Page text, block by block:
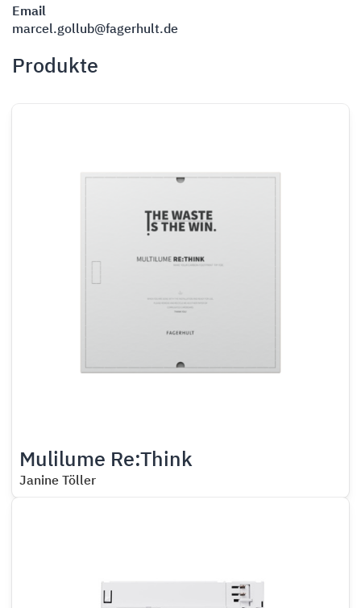
Email
marcel.gollub@fagerhult.de
Produkte
Mulilume Re:Think
Janine Töller